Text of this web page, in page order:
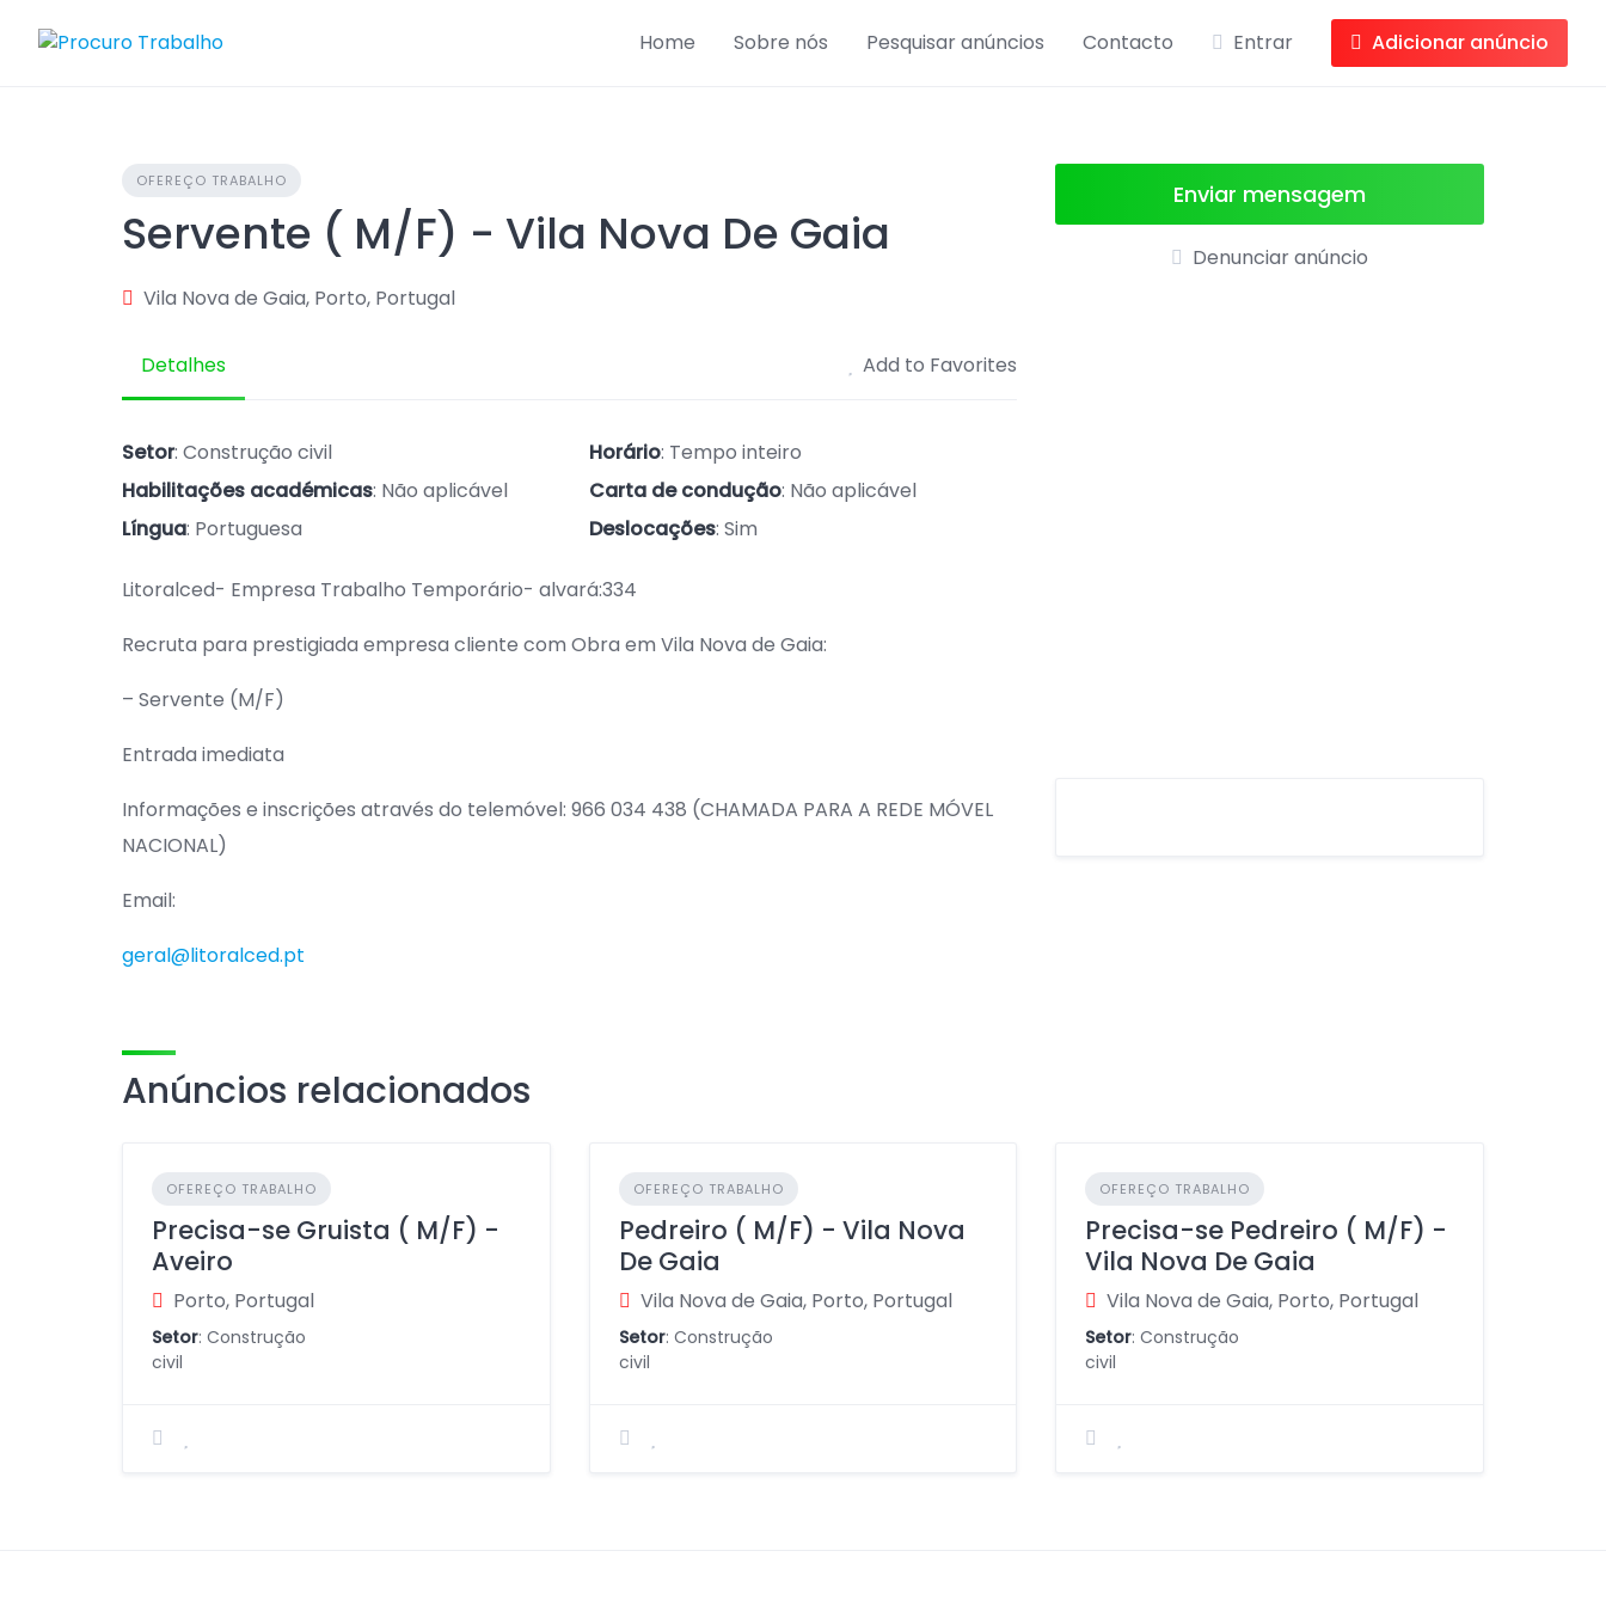
Home Sobre nós Pesquisar anúncios Contacto Entrar Adicionar anúncio
OFEREÇO TRABALHO
Servente ( M/F) - Vila Nova De Gaia
Vila Nova de Gaia, Porto, Portugal
Detalhes Add to Favorites
Setor: Construção civil Horário: Tempo inteiro
Habilitações académicas: Não aplicável Carta de condução: Não aplicável
Língua: Portuguesa Deslocações: Sim
Litoralced- Empresa Trabalho Temporário- alvará:334
Recruta para prestigiada empresa cliente com Obra em Vila Nova de Gaia:
– Servente (M/F)
Entrada imediata
Informações e inscrições através do telemóvel: 966 034 438 (CHAMADA PARA A REDE MÓVEL
NACIONAL)
Email:
geral@litoralced.pt
Enviar mensagem
Denunciar anúncio
Anúncios relacionados
OFEREÇO TRABALHO
Precisa-se Gruista ( M/F) -
Aveiro
Porto, Portugal
Setor: Construção
civil
OFEREÇO TRABALHO
Pedreiro ( M/F) - Vila Nova
De Gaia
Vila Nova de Gaia, Porto, Portugal
Setor: Construção
civil
OFEREÇO TRABALHO
Precisa-se Pedreiro ( M/F) -
Vila Nova De Gaia
Vila Nova de Gaia, Porto, Portugal
Setor: Construção
civil